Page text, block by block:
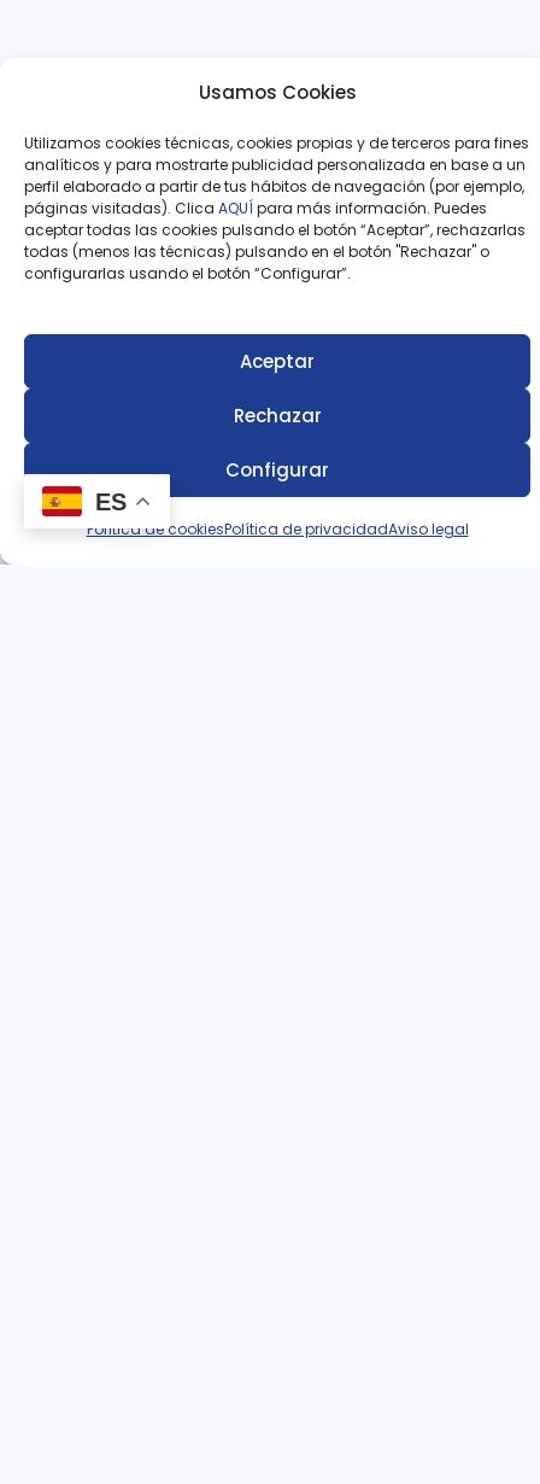
Usamos Cookies
Utilizamos cookies técnicas, cookies propias y de terceros para fines
analíticos y para mostrarte publicidad personalizada en base a un
perfil elaborado a partir de tus hábitos de navegación (por ejemplo,
páginas visitadas). Clica AQUÍ para más información. Puedes
aceptar todas las cookies pulsando el botón “Aceptar”, rechazarlas
todas (menos las técnicas) pulsando en el botón "Rechazar" o
configurarlas usando el botón “Configurar”.
Aceptar
Rechazar
Configurar
Política de cookiesPolítica de privacidadAviso legal
ES